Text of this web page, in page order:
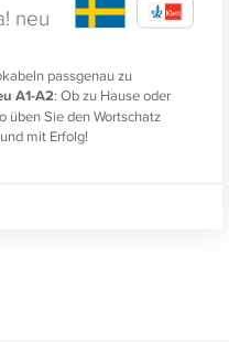
neu
passgenau zu
A1-A2: Ob zu Hause oder
üben Sie den Wortschatz
mit Erfolg!